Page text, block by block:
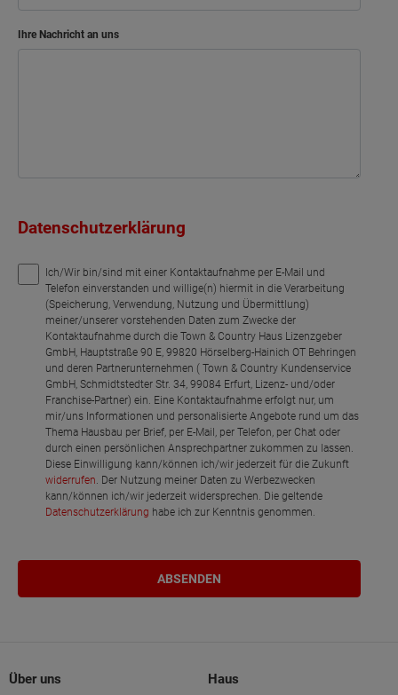
Ihre Nachricht an uns
Datenschutzerklärung
Ich/Wir bin/sind mit einer Kontaktaufnahme per E-Mail und
Telefon einverstanden und willige(n) hiermit in die Verarbeitung
(Speicherung, Verwendung, Nutzung und Übermittlung)
meiner/unserer vorstehenden Daten zum Zwecke der
Kontaktaufnahme durch die Town & Country Haus Lizenzgeber
GmbH, Hauptstraße 90 E, 99820 Hörselberg-Hainich OT Behringen
und deren Partnerunternehmen ( Town & Country Kundenservice
GmbH, Schmidtstedter Str. 34, 99084 Erfurt, Lizenz- und/oder
Franchise-Partner) ein. Eine Kontaktaufnahme erfolgt nur, um
mir/uns Informationen und personalisierte Angebote rund um das
Thema Hausbau per Brief, per E-Mail, per Telefon, per Chat oder
durch einen persönlichen Ansprechpartner zukommen zu lassen.
Diese Einwilligung kann/können ich/wir jederzeit für die Zukunft
widerrufen . Der Nutzung meiner Daten zu Werbezwecken
kann/können ich/wir jederzeit widersprechen. Die geltende
Datenschutzerklärung habe ich zur Kenntnis genommen.
Über uns Haus